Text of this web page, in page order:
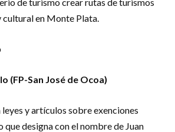
en Monte Plata.
(FP-San José de Ocoa)
y artículos sobre exenciones
designa con el nombre de Juan